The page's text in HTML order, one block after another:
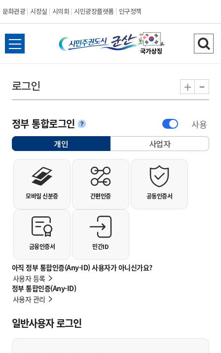
문화관광 시장실 시의회 시민광장플랫폼 인구정책
시민주권도시 군
전체메뉴 열기 검
로그인 + -
정부 통합로그인안내 사용
아직 정부 통합인증(Any-ID) 사용자가 아니신가요?
사용자 등록
정부 통합인증(Any-ID)
사용자 관리
개인선택됨 사업자
개인사용자 로그인
모바일 신분증 간편인증 공동인증서
금융인증서 민간ID
일반사용자 로그인